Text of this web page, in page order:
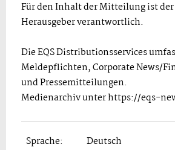
Für den Inhalt der Mitteilung ist
Herausgeber verantwortlich.
Die EQS Distributionsservices
Meldepflichten, Corporate News/
und Pressemitteilungen.
Medienarchiv unter https://eqs-
Sprache:
Deutsch